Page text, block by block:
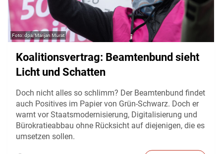
dpa/Marijan Murat
Koalitionsvertrag: Beamtenbund sieht
Licht und Schatten
Doch nicht alles so schlimm? Der Beamtenbund findet
auch Positives im Papier von Grün-Schwarz. Doch er
warnt vor Staatsmodernisierung, Digitalisierung und
Bürokratieabbau ohne Rücksicht auf diejenigen, die es
umsetzen sollen.